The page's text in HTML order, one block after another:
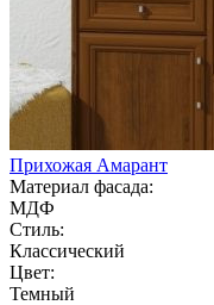
Прихожая Амарант
Материал фасада:
МДФ
Стиль:
Классический
Цвет:
Темный